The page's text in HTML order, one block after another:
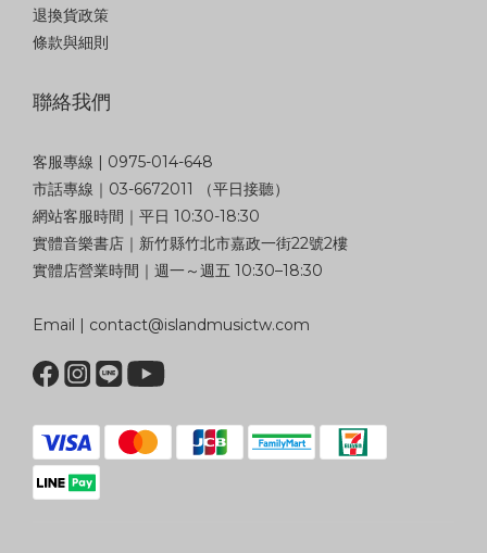
退換貨政策
條款與細則
聯絡我們
客服專線 | 0975-014-648
市話專線｜03-6672011 （平日接聽）
網站客服時間｜平日 10:30-18:30
實體音樂書店｜新竹縣竹北市嘉政一街22號2樓
實體店營業時間｜週一～週五 10:30–18:30
Email | contact@islandmusictw.com